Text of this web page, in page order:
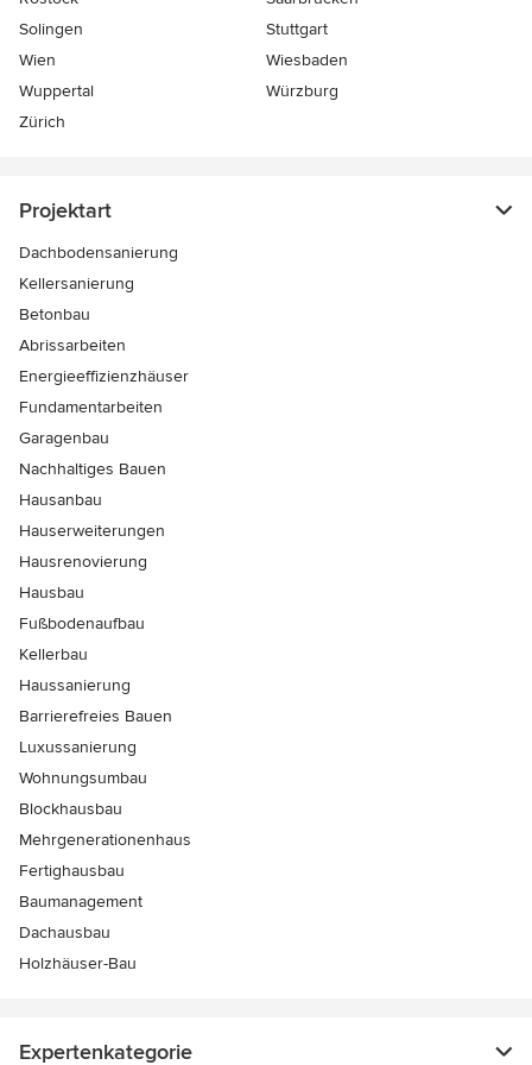
Solingen
Stuttgart
Wien
Wiesbaden
Wuppertal
Würzburg
Zürich
Projektart
Dachbodensanierung
Kellersanierung
Betonbau
Abrissarbeiten
Energieeffizienzhäuser
Fundamentarbeiten
Garagenbau
Nachhaltiges Bauen
Hausanbau
Hauserweiterungen
Hausrenovierung
Hausbau
Fußbodenaufbau
Kellerbau
Haussanierung
Barrierefreies Bauen
Luxussanierung
Wohnungsumbau
Blockhausbau
Mehrgenerationenhaus
Fertighausbau
Baumanagement
Dachausbau
Holzhäuser-Bau
Expertenkategorie